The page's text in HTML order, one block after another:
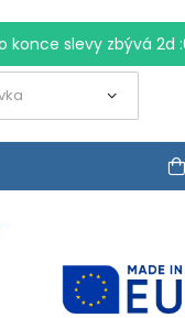
konce slevy zbývá 2d